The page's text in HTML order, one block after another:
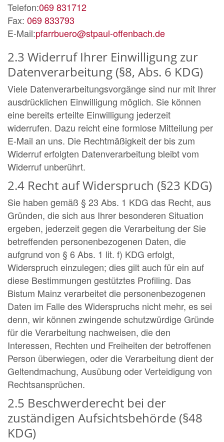
Telefon:069 831712
Fax: 069 833793
E-Mail:pfarrbuero@stpaul-offenbach.de
2.3 Widerruf Ihrer Einwilligung zur
Datenverarbeitung (§8, Abs. 6 KDG)
Viele Datenverarbeitungsvorgänge sind nur mit Ihrer
ausdrücklichen Einwilligung möglich. Sie können
eine bereits erteilte Einwilligung jederzeit
widerrufen. Dazu reicht eine formlose Mitteilung per
E-Mail an uns. Die Rechtmäßigkeit der bis zum
Widerruf erfolgten Datenverarbeitung bleibt vom
Widerruf unberührt.
2.4 Recht auf Widerspruch (§23 KDG)
Sie haben gemäß § 23 Abs. 1 KDG das Recht, aus
Gründen, die sich aus Ihrer besonderen Situation
ergeben, jederzeit gegen die Verarbeitung der Sie
betreffenden personenbezogenen Daten, die
aufgrund von § 6 Abs. 1 lit. f) KDG erfolgt,
Widerspruch einzulegen; dies gilt auch für ein auf
diese Bestimmungen gestütztes Profiling. Das
Bistum Mainz verarbeitet die personenbezogenen
Daten im Falle des Widerspruchs nicht mehr, es sei
denn, wir können zwingende schutzwürdige Gründe
für die Verarbeitung nachweisen, die den
Interessen, Rechten und Freiheiten der betroffenen
Person überwiegen, oder die Verarbeitung dient der
Geltendmachung, Ausübung oder Verteidigung von
Rechtsansprüchen.
2.5 Beschwerderecht bei der
zuständigen Aufsichtsbehörde (§48
KDG)